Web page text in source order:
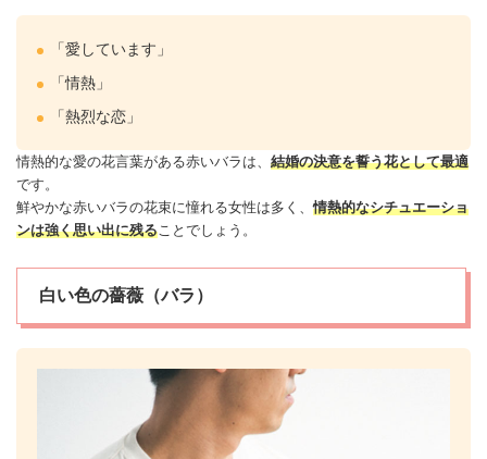
「愛しています」
「情熱」
「熱烈な恋」
情熱的な愛の花言葉がある赤いバラは、 結婚の決意を誓う花として最適
です。
鮮やかな赤いバラの花束に憧れる女性は多く、情熱的なシチュエーショ
ンは強く思い出に残ることでしょう。
白い色の薔薇（バラ）